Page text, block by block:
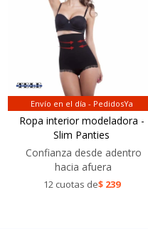
Envío en el día - PedidosYa
Ropa interior modeladora -
Slim Panties
Confianza desde adentro
hacia afuera
12 cuotas de$ 239